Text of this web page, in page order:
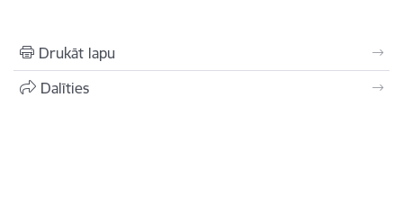
Drukāt lapu
Dalīties